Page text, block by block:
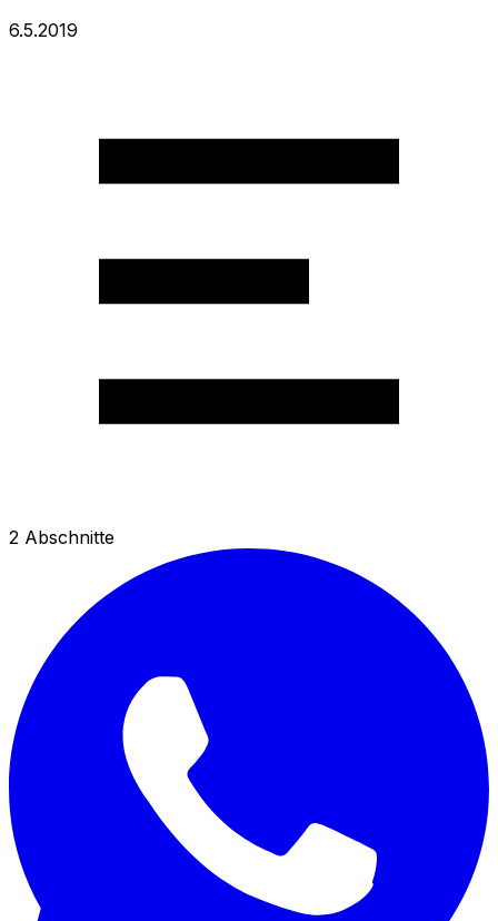
6.5.2019
2 Abschnitte